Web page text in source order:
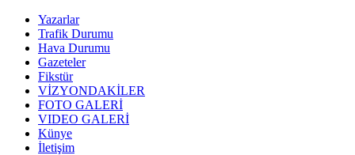
Yazarlar
Trafik Durumu
Hava Durumu
Gazeteler
Fikstür
VİZYONDAKİLER
FOTO GALERİ
VIDEO GALERİ
Künye
İletişim